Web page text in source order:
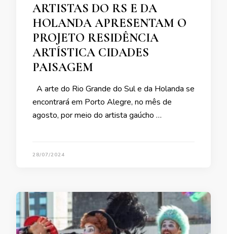
ARTISTAS DO RS E DA
HOLANDA APRESENTAM O
PROJETO RESIDÊNCIA
ARTÍSTICA CIDADES
PAISAGEM
A arte do Rio Grande do Sul e da Holanda se
encontrará em Porto Alegre, no mês de
agosto, por meio do artista gaúcho …
28/07/2024